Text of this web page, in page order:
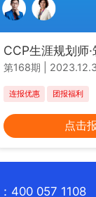
CCP生涯规划师
第168期
连报优惠 团报福利
点击
400 057 1108